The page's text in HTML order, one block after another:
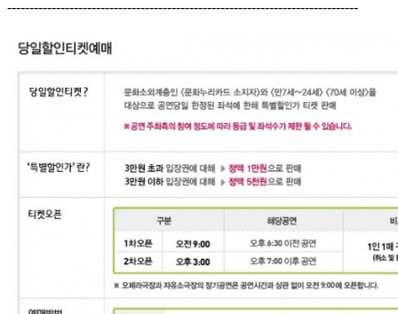
-------------------------------------------------------------------------------